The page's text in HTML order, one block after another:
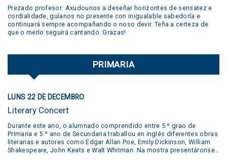
Prezado profesor: Axudounos a deseñar horizontes de sensatez e
cordialidade, guíanos no presente con inigualable sabedoría e
continuará sempre acompañando o noso devir. Teña a certeza de
que o merlo seguirá cantando. Grazas!
PRIMARIA
LUNS 22 DE DECEMBRO
Literary Concert
Durante este ano, o alumnado comprendido entre 5.º grao de
Primaria e 5.º ano de Secundaria traballou en inglés diferentes obras
literarias e autores como Edgar Allan Poe, Emily Dickinson, William
Shakespeare, John Keats e Walt Whitman. Na mostra presentáronse